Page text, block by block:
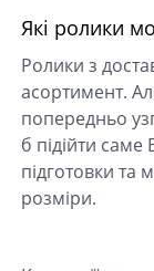
Які ролики
Ролики з
асортимент.
попередньо
б підійти
підготовки та
розміри.